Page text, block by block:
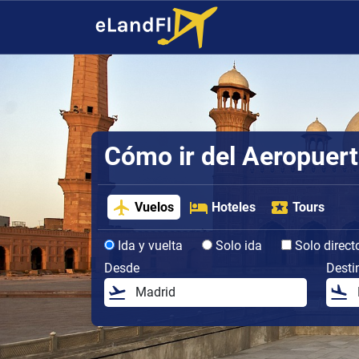
Cómo ir del
Vuelos Hoteles Tours
Ida y vuelta Solo ida
Solo
Desde